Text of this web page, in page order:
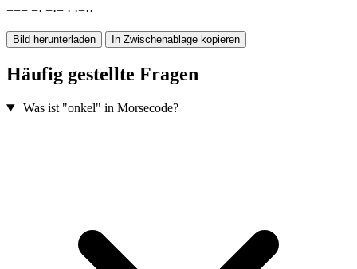
−−− −· −·− · ·−··
Bild herunterladen In Zwischenablage kopieren
Häufig gestellte Fragen
Was ist "onkel" in Morsecode?